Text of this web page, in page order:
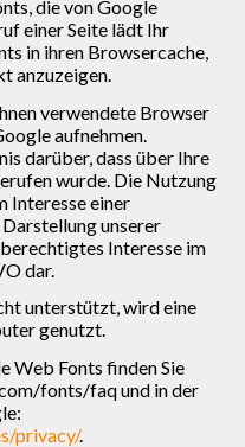
die von Google
einer Seite lädt Ihr
in ihren Browsercache,
anzuzeigen.
verwendete Browser
aufnehmen.
darüber, dass über Ihre
wurde. Die Nutzung
Interesse einer
unserer
Interesse im
dar.
unterstützt, wird eine
genutzt.
Web Fonts finden Sie
fonts/faq und in der
privacy/.